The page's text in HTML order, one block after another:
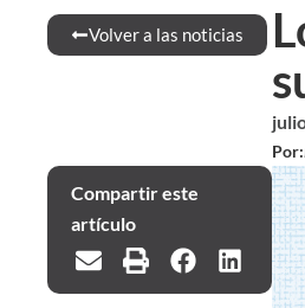
Volver a las noticias
Por:
Compartir este
artículo